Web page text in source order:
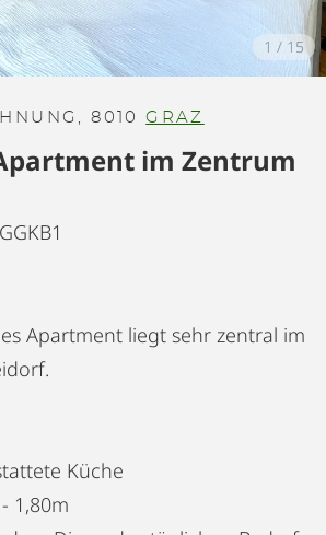
1 / 15
8010GRAZ
im Zentrum
Apartment liegt sehr zentral im
Küche
1,80m